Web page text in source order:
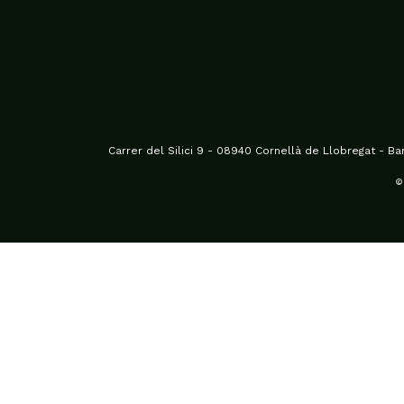
Carrer del Silici 9 - 08940 Cornellà de Llobregat -
©